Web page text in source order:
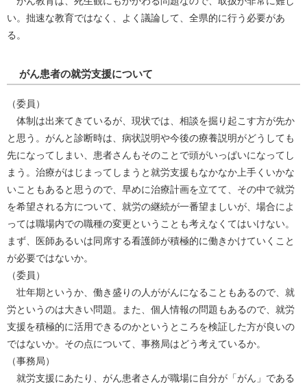
い。拙速な教育ではなく、よく議論して、全県的に行う必要があ
る。
がん患者の就労支援について
（委員）
体制は出来てきているが、現状では、相談を掘り起こす方が先か
と思う。がんと診断時は、病状説明や今後の療養説明がどうしても
先になってしまい、患者さんもそのことで頭がいっぱいになってし
まう。治療がはじまってしまうと就労支援もなかなか上手くいかな
いこともあると思うので、早めに治療計画を立てて、その中で就労
を希望される方について、就労の継続が一番望ましいが、場合によ
っては職場内での職種の変更ということも考えなくてはいけない。
まず、医師あるいは同席する看護師が積極的に働きかけていくこと
が必要ではないか。
（委員）
壮年期というか、働き盛りの人ががんになることもあるので、就
労というのは大きい問題。また、個人情報の問題もあるので、就労
支援を積極的に活用できるのかというところを検証した方が良いの
ではないか。その点について、事務局はどう考えているか。
（事務局）
就労支援にあたり、がん患者さんが職場に自分が「がん」である